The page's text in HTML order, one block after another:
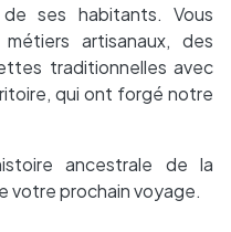
ses habitants. Vous
artisanaux, des
traditionnelles avec
qui ont forgé notre
ancestrale de la
votre prochain voyage.